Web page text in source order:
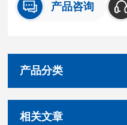
产品咨询
产品分类
相关文章